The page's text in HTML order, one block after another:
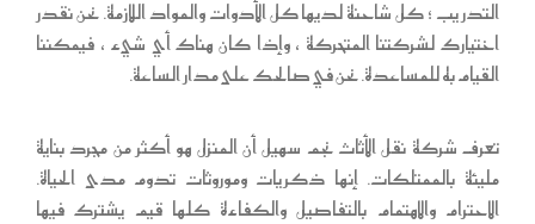
التدريب ؛ كل شاحنة لديها كل الأدوات والمواد اللازمة. نحن نقدر
اختيارك لشركتنا المتحركة ، وإذا كان هناك أي شيء ، فيمكننا
القيام به للمساعدة. نحن في صالحك على مدار الساعة.
تعرف شركة نقل الأثاث نجم سهيل أن المنزل هو أكثر من مجرد بناية
مليئة بالممتلكات. إنها ذكريات وموروثات تدوم مدى الحياة.
الاحترام والاهتمام بالتفاصيل والكفاءة كلها قيم يشترك فيها